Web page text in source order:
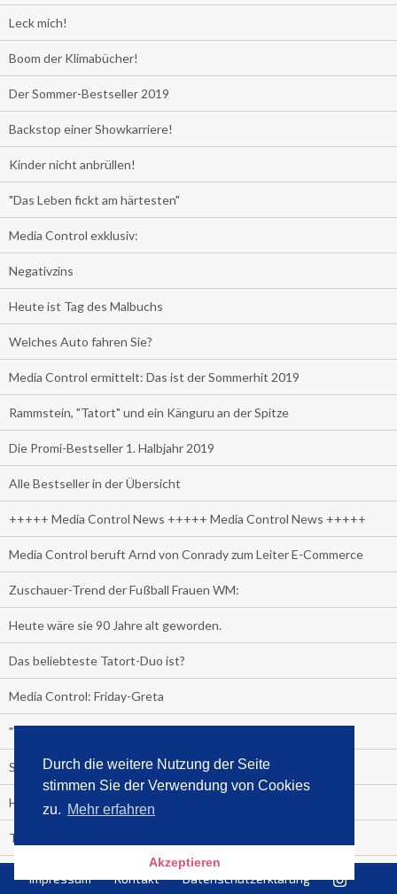
Durch die weitere Nutzung der Seite
stimmen Sie der Verwendung von Cookies
zu. Mehr erfahren
Akzeptieren
Leck mich!
Boom der Klimabücher!
Der Sommer-Bestseller 2019
Backstop einer Showkarriere!
Kinder nicht anbrüllen!
"Das Leben fickt am härtesten"
Media Control exklusiv:
Negativzins
Heute ist Tag des Malbuchs
Welches Auto fahren Sie?
Media Control ermittelt: Das ist der Sommerhit 2019
Rammstein, "Tatort" und ein Känguru an der Spitze
Die Promi-Bestseller 1. Halbjahr 2019
Alle Bestseller in der Übersicht
+++++ Media Control News +++++ Media Control News +++++
Media Control beruft Arnd von Conrady zum Leiter E-Commerce
Zuschauer-Trend der Fußball Frauen WM:
Heute wäre sie 90 Jahre alt geworden.
Das beliebteste Tatort-Duo ist?
Media Control: Friday-Greta
"Viva la Vagina!" oder "Kamasutra Workout":
Senna Gammour erhält Spitzenfeder für meistverkauftes Buch
Heute ist Welttag des Buches!
TV-Marktanteile auf einen Blick
Impressum Kontakt Datenschutzerklärung